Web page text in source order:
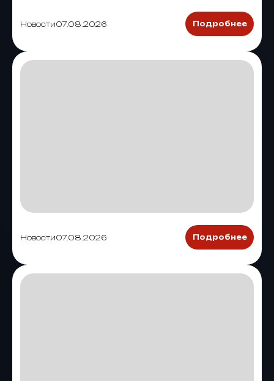
Новости07.08.2026 Подробнее
Новости07.08.2026 Подробнее